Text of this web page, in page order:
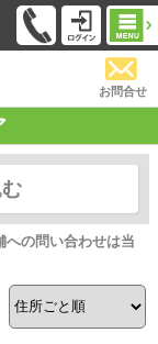
お問合せ
の問い合わせは当